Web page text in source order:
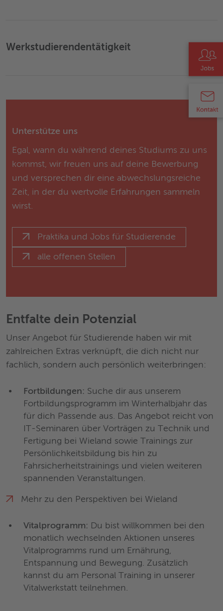
Werkstudierendentätigkeit ›
Unterstütze uns
Egal, wann du während deines Studiums zu uns
kommst, wir freuen uns auf deine Bewerbung
und versprechen dir eine abwechslungsreiche
Zeit, in der du wertvolle Erfahrungen sammeln
wirst.
Praktika und Jobs für Studierende
alle offenen Stellen
Entfalte dein Potenzial
Unser Angebot für Studierende haben wir mit
zahlreichen Extras verknüpft, die dich nicht nur
fachlich, sondern auch persönlich weiterbringen:
Fortbildungen: Suche dir aus unserem
Fortbildungsprogramm im Winterhalbjahr das
für dich Passende aus. Das Angebot reicht von
IT-Seminaren über Vorträgen zu Technik und
Fertigung bei Wieland sowie Trainings zur
Persönlichkeitsbildung bis hin zu
Fahrsicherheitstrainings und vielen weiteren
spannenden Veranstaltungen.
Mehr zu den Perspektiven bei Wieland
Vitalprogramm: Du bist willkommen bei den
monatlich wechselnden Aktionen unseres
Vitalprogramms rund um Ernährung,
Entspannung und Bewegung. Zusätzlich
kannst du am Personal Training in unserer
Vitalwerkstatt teilnehmen.